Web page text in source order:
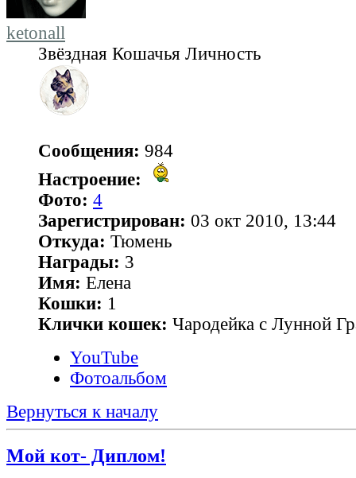
ketonall
Звёздная Кошачья Личность
Сообщения: 984
Настроение:
Фото: 4
Зарегистрирован: 03 окт 2010, 13:44
Откуда: Тюмень
Награды: 3
Имя: Елена
Кошки: 1
Клички кошек: Чародейка с Лунной
YouTube
Фотоальбом
Вернуться к началу
Мой кот- Диплом!